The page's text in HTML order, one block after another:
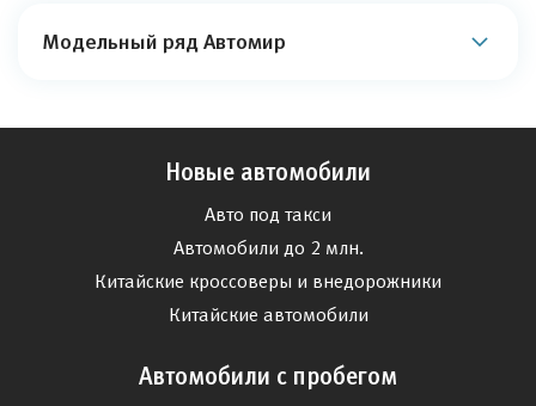
Модельный ряд Автомир
Новые автомобили
Авто под такси
Автомобили до 2 млн.
Китайские кроссоверы и внедорожники
Китайские автомобили
Автомобили с пробегом